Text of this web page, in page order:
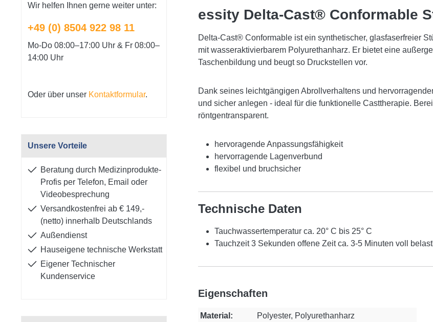
Wir helfen Ihnen gerne weiter unter:
+49 (0) 8504 922 98 11
Mo-Do 08:00–17:00 Uhr & Fr 08:00–
14:00 Uhr
Oder über unser Kontaktformular.
Unsere Vorteile
Beratung durch Medizinprodukte-
Profis per Telefon, Email oder
Videobesprechung
Versandkostenfrei ab € 149,-
(netto) innerhalb Deutschlands
Außendienst
Hauseigene technische Werkstatt
Eigener Technischer
Kundenservice
essity Delta-Cast® Conformable
Delta-Cast® Conformable ist ein synthetischer, glasfaserfreier
mit wasseraktivierbarem Polyurethanharz. Er bietet eine
Taschenbildung und beugt so Druckstellen vor.
Dank seines leichtgängigen Abrollverhaltens und
und sicher anlegen - ideal für die funktionelle Casttherapie.
röntgentransparent.
hervoragende Anpassungsfähigkeit
hervorragende Lagenverbund
flexibel und bruchsicher
Technische Daten
Tauchwassertemperatur ca. 20° C bis 25° C
Tauchzeit 3 Sekunden offene Zeit ca. 3-5 Minuten voll
Eigenschaften
Material:
Polyester, Polyurethanharz